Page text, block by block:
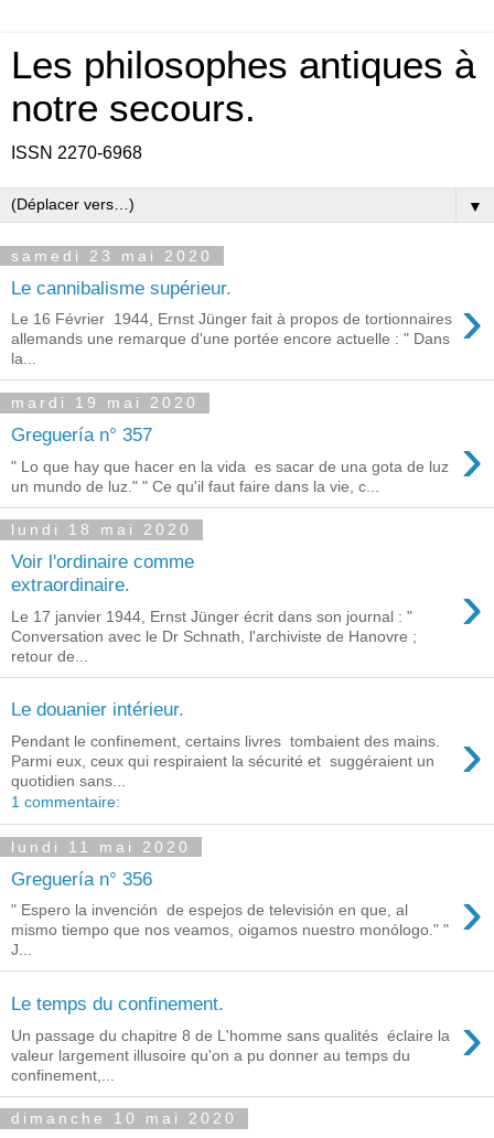
Les philosophes antiques à
notre secours.
ISSN 2270-6968
▼
samedi 23 mai 2020
Le cannibalisme supérieur. ›
Le 16 Février 1944, Ernst Jünger fait à propos de tortionnaires
allemands une remarque d'une portée encore actuelle : " Dans
la...
mardi 19 mai 2020
Greguería n° 357 ›
" Lo que hay que hacer en la vida es sacar de una gota de luz
un mundo de luz." " Ce qu'il faut faire dans la vie, c...
lundi 18 mai 2020
Voir l'ordinaire comme
extraordinaire.
›
Le 17 janvier 1944, Ernst Jünger écrit dans son journal : "
Conversation avec le Dr Schnath, l'archiviste de Hanovre ;
retour de...
Le douanier intérieur.
›
Pendant le confinement, certains livres tombaient des mains.
Parmi eux, ceux qui respiraient la sécurité et suggéraient un
quotidien sans...
1 commentaire:
lundi 11 mai 2020
Greguería n° 356 ›
" Espero la invención de espejos de televisión en que, al
mismo tiempo que nos veamos, oigamos nuestro monólogo." "
J...
Le temps du confinement. ›
Un passage du chapitre 8 de L'homme sans qualités éclaire la
valeur largement illusoire qu'on a pu donner au temps du
confinement,...
dimanche 10 mai 2020